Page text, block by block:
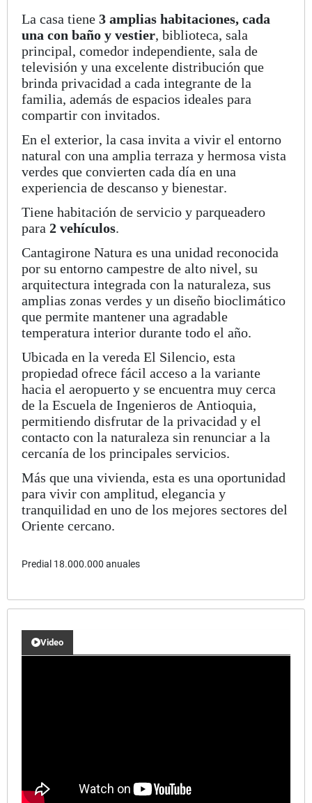
La casa tiene 3 amplias habitaciones, cada
una con baño y vestier, biblioteca, sala
principal, comedor independiente, sala de
televisión y una excelente distribución que
brinda privacidad a cada integrante de la
familia, además de espacios ideales para
compartir con invitados.
En el exterior, la casa invita a vivir el entorno
natural con una amplia terraza y hermosa vista
verdes que convierten cada día en una
experiencia de descanso y bienestar.
Tiene habitación de servicio y parqueadero
para 2 vehículos.
Cantagirone Natura es una unidad reconocida
por su entorno campestre de alto nivel, su
arquitectura integrada con la naturaleza, sus
amplias zonas verdes y un diseño bioclimático
que permite mantener una agradable
temperatura interior durante todo el año.
Ubicada en la vereda El Silencio, esta
propiedad ofrece fácil acceso a la variante
hacia el aeropuerto y se encuentra muy cerca
de la Escuela de Ingenieros de Antioquia,
permitiendo disfrutar de la privacidad y el
contacto con la naturaleza sin renunciar a la
cercanía de los principales servicios.
Más que una vivienda, esta es una oportunidad
para vivir con amplitud, elegancia y
tranquilidad en uno de los mejores sectores del
Oriente cercano.
Predial 18.000.000 anuales
Video